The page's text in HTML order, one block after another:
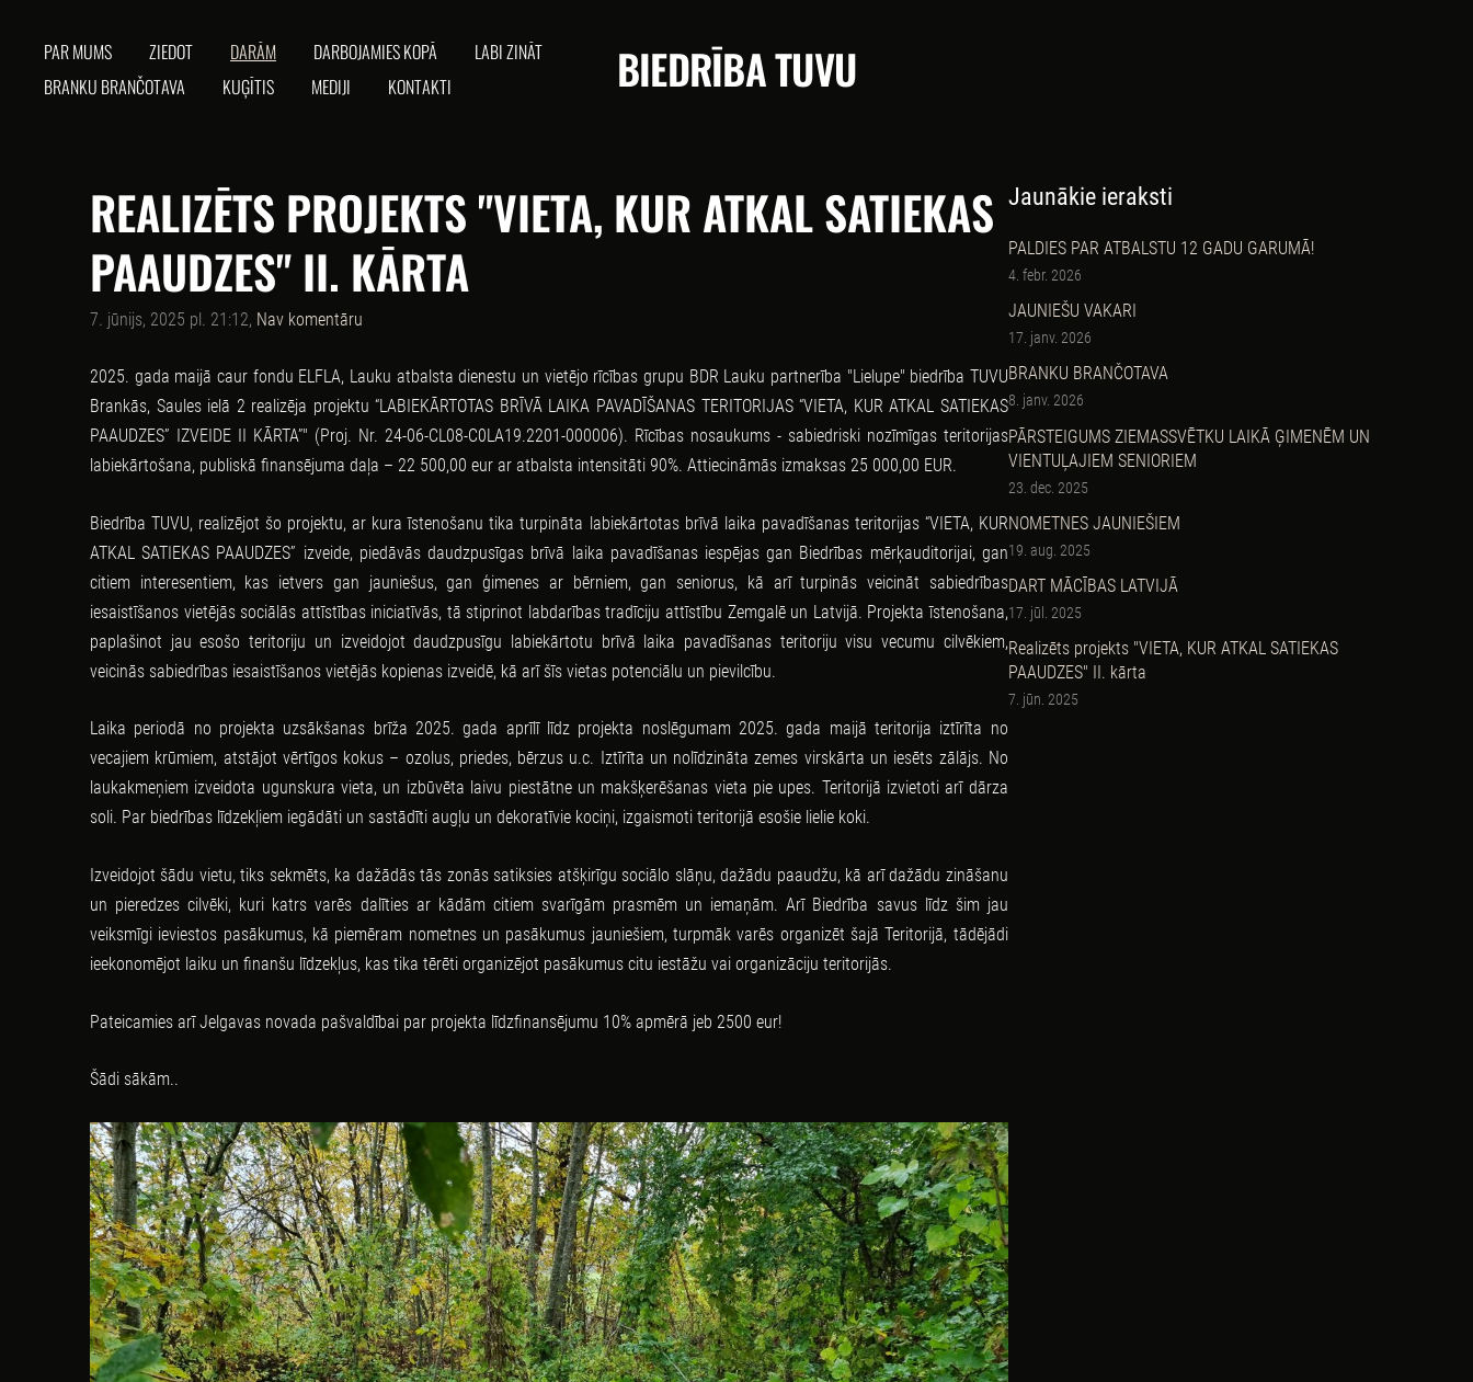
BIEDRĪBA TUVU
PAR MUMS ZIEDOT DARĀM DARBOJAMIES KOPĀ
LABI ZINĀT
BRANKU BRANČOTAVA
KUĢĪTIS MEDIJI KONTAKTI
Jaunākie ieraksti
PALDIES PAR ATBALSTU 12 GADU GARUMĀ!
4. febr. 2026
JAUNIEŠU VAKARI
17. janv. 2026
BRANKU BRANČOTAVA
8. janv. 2026
PĀRSTEIGUMS ZIEMASSVĒTKU LAIKĀ ĢIMENĒM UN
VIENTUĻAJIEM SENIORIEM
23. dec. 2025
NOMETNES JAUNIEŠIEM
19. aug. 2025
DART MĀCĪBAS LATVIJĀ
17. jūl. 2025
Realizēts projekts "VIETA, KUR ATKAL SATIEKAS
PAAUDZES" II. kārta
7. jūn. 2025
REALIZĒTS PROJEKTS "VIETA, KUR ATKAL SATIEKAS
PAAUDZES" II. KĀRTA
7. jūnijs, 2025 pl. 21:12, Nav komentāru
2025. gada maijā caur fondu ELFLA, Lauku atbalsta dienestu un vietējo rīcības grupu BDR Lauku partnerība "Lielupe" biedrība TUVU
Brankās, Saules ielā 2 realizēja projektu “LABIEKĀRTOTAS BRĪVĀ LAIKA PAVADĪŠANAS TERITORIJAS “VIETA, KUR ATKAL SATIEKAS
PAAUDZES” IZVEIDE II KĀRTA”" (Proj. Nr. 24-06-CL08-C0LA19.2201-000006). Rīcības nosaukums - sabiedriski nozīmīgas teritorijas
labiekārtošana, publiskā finansējuma daļa – 22 500,00 eur ar atbalsta intensitāti 90%. Attiecināmās izmaksas 25 000,00 EUR.
Biedrība TUVU, realizējot šo projektu, ar kura īstenošanu tika turpināta labiekārtotas brīvā laika pavadīšanas teritorijas “VIETA, KUR
ATKAL SATIEKAS PAAUDZES” izveide, piedāvās daudzpusīgas brīvā laika pavadīšanas iespējas gan Biedrības mērķauditorijai, gan
citiem interesentiem, kas ietvers gan jauniešus, gan ģimenes ar bērniem, gan seniorus, kā arī turpinās veicināt sabiedrības
iesaistīšanos vietējās sociālās attīstības iniciatīvās, tā stiprinot labdarības tradīciju attīstību Zemgalē un Latvijā. Projekta īstenošana,
paplašinot jau esošo teritoriju un izveidojot daudzpusīgu labiekārtotu brīvā laika pavadīšanas teritoriju visu vecumu cilvēkiem,
veicinās sabiedrības iesaistīšanos vietējās kopienas izveidē, kā arī šīs vietas potenciālu un pievilcību.
Laika periodā no projekta uzsākšanas brīža 2025. gada aprīlī līdz projekta noslēgumam 2025. gada maijā teritorija iztīrīta no
vecajiem krūmiem, atstājot vērtīgos kokus – ozolus, priedes, bērzus u.c. Iztīrīta un nolīdzināta zemes virskārta un iesēts zālājs. No
laukakmeņiem izveidota ugunskura vieta, un izbūvēta laivu piestātne un makšķerēšanas vieta pie upes. Teritorijā izvietoti arī dārza
soli. Par biedrības līdzekļiem iegādāti un sastādīti augļu un dekoratīvie kociņi, izgaismoti teritorijā esošie lielie koki.
Izveidojot šādu vietu, tiks sekmēts, ka dažādās tās zonās satiksies atšķirīgu sociālo slāņu, dažādu paaudžu, kā arī dažādu zināšanu
un pieredzes cilvēki, kuri katrs varēs dalīties ar kādām citiem svarīgām prasmēm un iemaņām. Arī Biedrība savus līdz šim jau
veiksmīgi ieviestos pasākumus, kā piemēram nometnes un pasākumus jauniešiem, turpmāk varēs organizēt šajā Teritorijā, tādējādi
ieekonomējot laiku un finanšu līdzekļus, kas tika tērēti organizējot pasākumus citu iestāžu vai organizāciju teritorijās.
Pateicamies arī Jelgavas novada pašvaldībai par projekta līdzfinansējumu 10% apmērā jeb 2500 eur!
Šādi sākām..